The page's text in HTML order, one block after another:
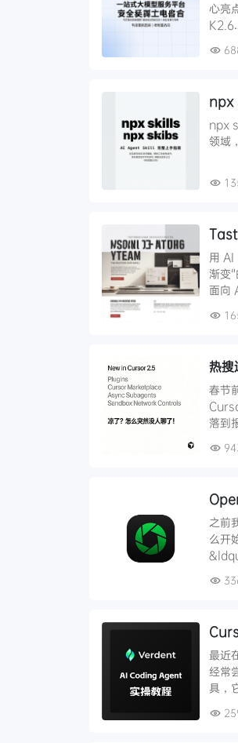
心亮
npx
npx
领域
用 AI
渐变
面向
热搜
春节
落到
之前
么开
最近
经常
具，